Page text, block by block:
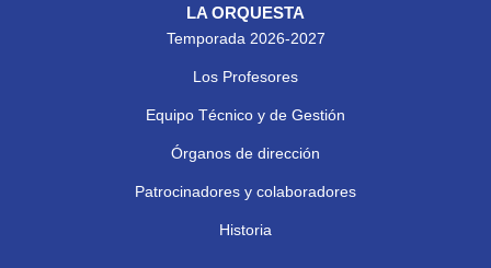
LA ORQUESTA
Temporada 2026-2027
Los Profesores
Equipo Técnico y de Gestión
Órganos de dirección
Patrocinadores y colaboradores
Historia